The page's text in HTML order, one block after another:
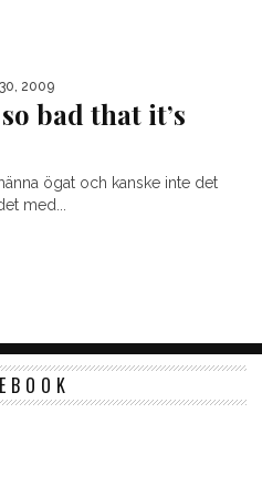
2009
bad that it’s
ögat och kanske inte det
med...